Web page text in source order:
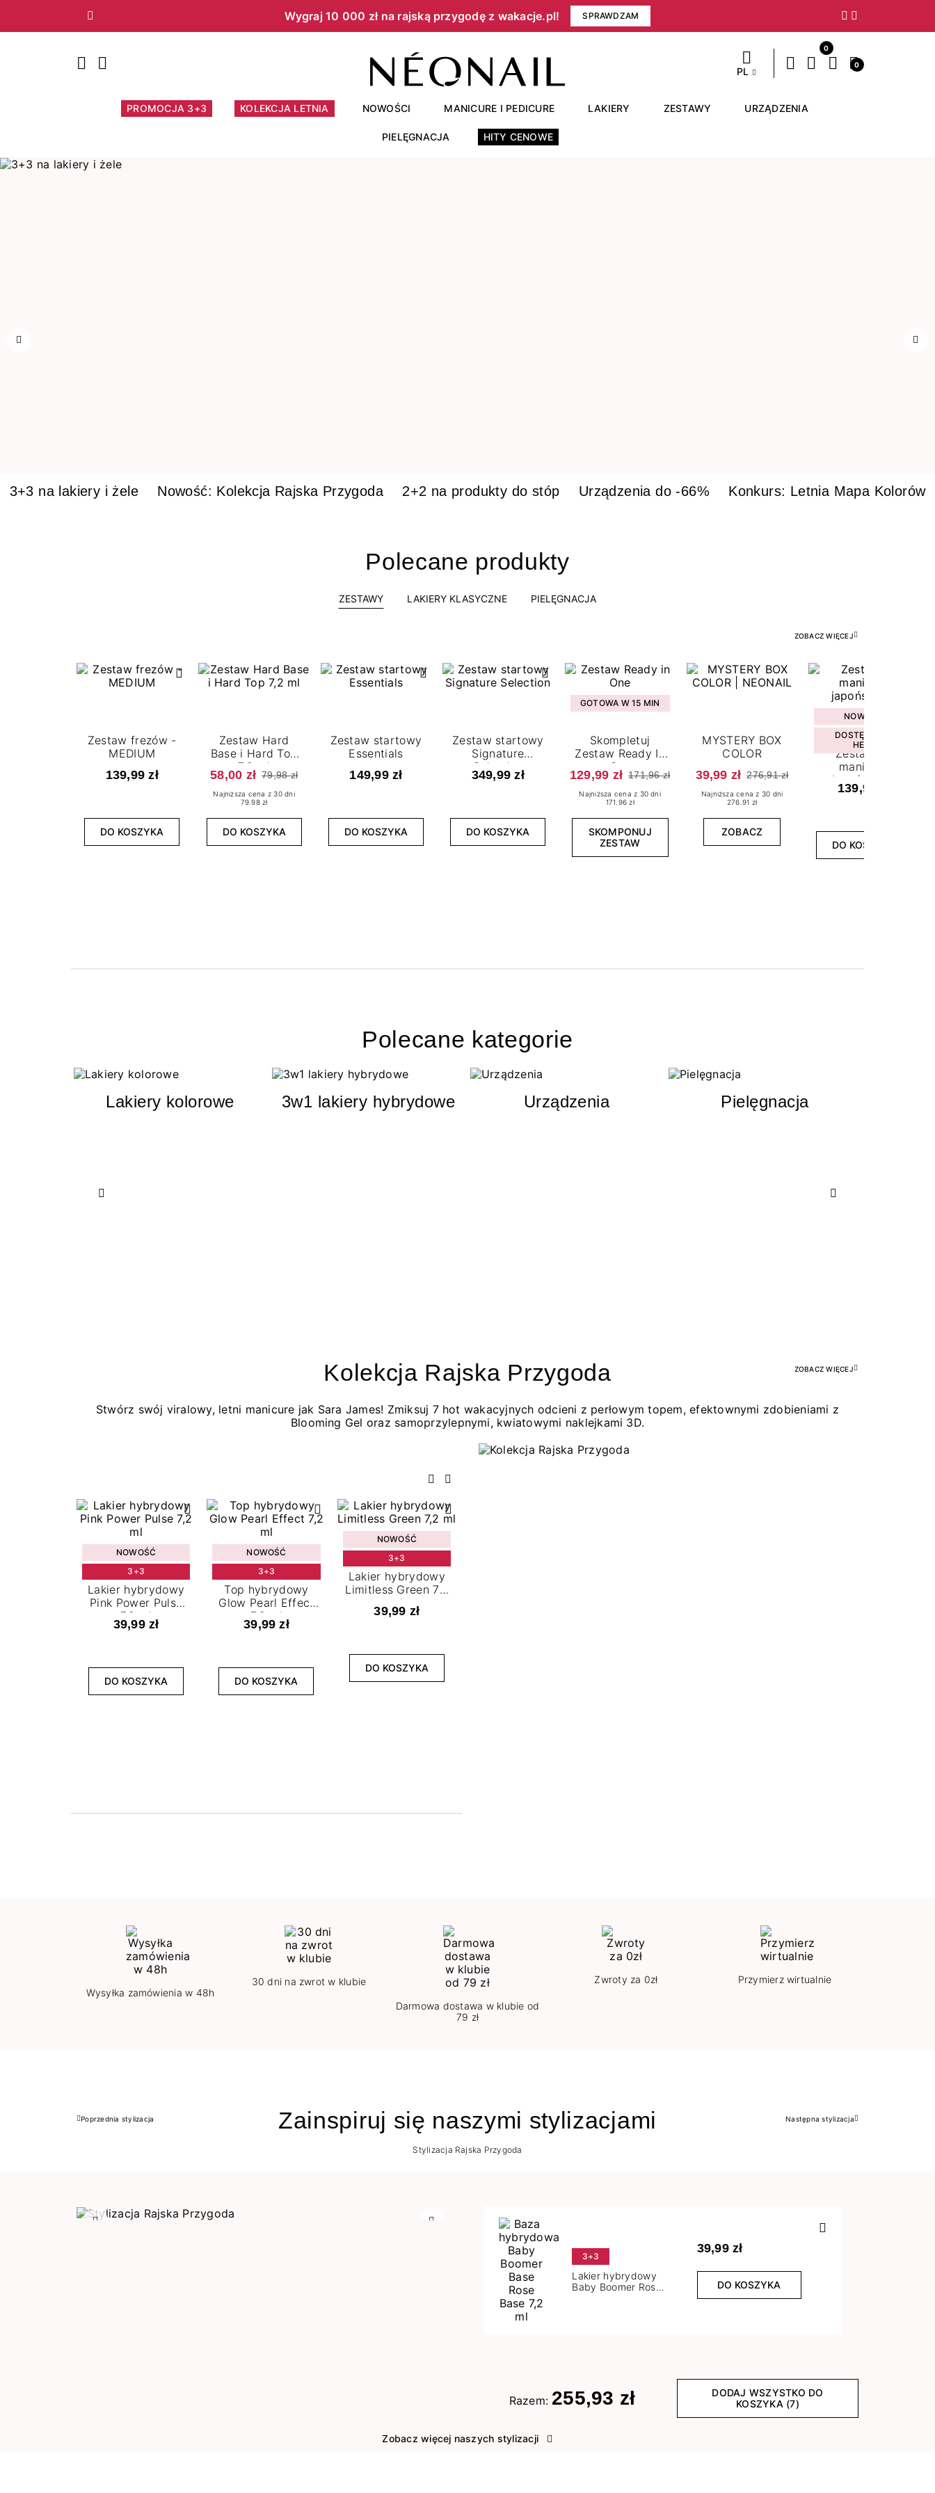
Wygraj 10 000 zł na rajską przygodę z wakacje.pl!​ SPRAWDZAM
Poprzedni Następny
PL
0
0
PROMOCJA 3+3 KOLEKCJA LETNIA NOWOŚCI MANICURE I PEDICURE LAKIERY ZESTAWY URZĄDZENIA
PIELĘGNACJA HITY CENOWE
3+3 na lakiery i żele Nowość: Kolekcja Rajska Przygoda 2+2 na produkty do stóp Urządzenia do -66% Konkurs: Letnia Mapa Kolorów
Polecane produkty
ZESTAWY LAKIERY KLASYCZNE PIELĘGNACJA
ZOBACZ WIĘCEJ
Zestaw frezów -
MEDIUM
139,99 zł
DO KOSZYKA
Zestaw Hard
Base i Hard Top
7,2 ml
58,00 zł 79,98 zł
Najniższa cena z 30 dni
79.98 zł
DO KOSZYKA
Zestaw startowy
Essentials
149,99 zł
DO KOSZYKA
Zestaw startowy
Signature
Selection
349,99 zł
DO KOSZYKA
GOTOWA W 15 MIN
Skompletuj
Zestaw Ready In
One
129,99 zł 171,96 zł
Najniższa cena z 30 dni
171.96 zł
SKOMPONUJ
ZESTAW
MYSTERY BOX
COLOR
39,99 zł 276,91 zł
Najniższa cena z 30 dni
276.91 zł
ZOBACZ
NOWOŚĆ
DOSTĘPNY W
HEBE
Zestaw do
manicure
japońskiego
139,99 zł
DO KOSZYKA
Polecane kategorie
Lakiery kolorowe 3w1 lakiery hybrydowe Urządzenia Pielęgnacja
Kolekcja Rajska Przygoda ZOBACZ WIĘCEJ
Stwórz swój viralowy, letni manicure jak Sara James! Zmiksuj 7 hot wakacyjnych odcieni z perłowym topem, efektownymi zdobieniami z
Blooming Gel oraz samoprzylepnymi, kwiatowymi naklejkami 3D.
Poprzedni
Następny
NOWOŚĆ
3+3
Lakier hybrydowy
Pink Power Pulse
7,2 ml
39,99 zł
DO KOSZYKA
NOWOŚĆ
3+3
Top hybrydowy
Glow Pearl Effect
7,2 ml
39,99 zł
DO KOSZYKA
NOWOŚĆ
3+3
Lakier hybrydowy
Limitless Green 7,2
ml
39,99 zł
DO KOSZYKA
Wysyłka zamówienia w 48h
30 dni na zwrot w klubie
Darmowa dostawa w klubie od
79 zł
Zwroty za 0zł Przymierz wirtualnie
Zainspiruj się naszymi stylizacjami
Poprzedni
Poprzednia stylizacja Następny
Następna stylizacja
Stylizacja Rajska Przygoda
3+3
Lakier hybrydowy
Baby Boomer Rose
39,99 zł
DO KOSZYKA
Razem: 255,93 zł
DODAJ WSZYSTKO DO
KOSZYKA (7)
Zobacz więcej naszych stylizacji